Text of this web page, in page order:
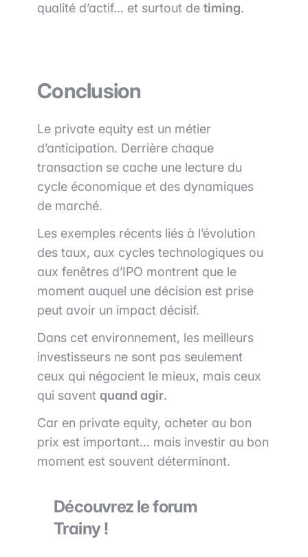
qualité d’actif… et surtout de timing.
Conclusion
Le private equity est un métier
d’anticipation. Derrière chaque
transaction se cache une lecture du
cycle économique et des dynamiques
de marché.
Les exemples récents liés à l’évolution
des taux, aux cycles technologiques ou
aux fenêtres d’IPO montrent que le
moment auquel une décision est prise
peut avoir un impact décisif.
Dans cet environnement, les meilleurs
investisseurs ne sont pas seulement
ceux qui négocient le mieux, mais ceux
qui savent quand agir.
Car en private equity, acheter au bon
prix est important… mais investir au bon
moment est souvent déterminant.
Découvrez le forum
Trainy !